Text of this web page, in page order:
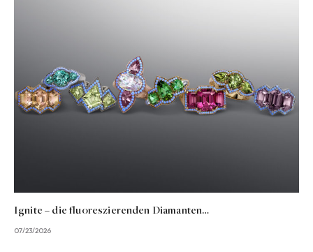
Ignite – die fluoreszierenden Diamanten…
07/23/2026